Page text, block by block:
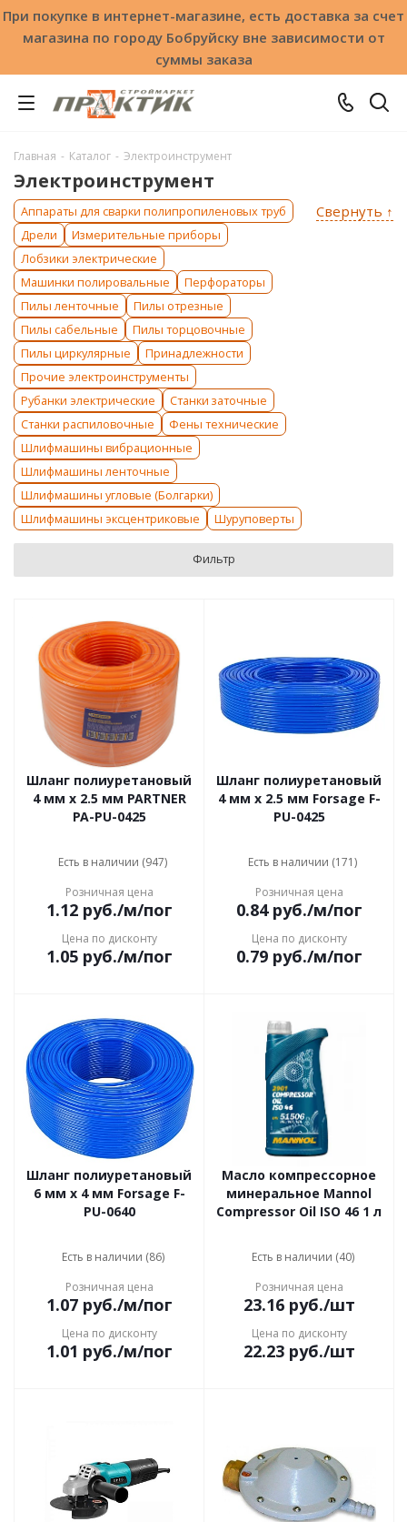
При покупке в интернет-магазине, есть доставка за счет
магазина по городу Бобруйску вне зависимости от
суммы заказа
Главная - Каталог - Электроинструмент
Электроинструмент
Свернуть ↑
Аппараты для сварки полипропиленовых труб
Дрели
Измерительные приборы
Лобзики электрические
Машинки полировальные
Перфораторы
Пилы ленточные
Пилы отрезные
Пилы сабельные
Пилы торцовочные
Пилы циркулярные
Принадлежности
Прочие электроинструменты
Рубанки электрические
Станки заточные
Станки распиловочные
Фены технические
Шлифмашины вибрационные
Шлифмашины ленточные
Шлифмашины угловые (Болгарки)
Шлифмашины эксцентриковые
Шуруповерты
Фильтр
Шланг полиуретановый
4 мм x 2.5 мм PARTNER
PA-PU-0425
Есть в наличии (947)
Розничная цена
1.12руб./м/пог
Цена по дисконту
1.05руб./м/пог
Шланг полиуретановый
4 мм x 2.5 мм Forsage F-
PU-0425
Есть в наличии (171)
Розничная цена
0.84руб./м/пог
Цена по дисконту
0.79руб./м/пог
Шланг полиуретановый
6 мм x 4 мм Forsage F-
PU-0640
Есть в наличии (86)
Розничная цена
1.07руб./м/пог
Цена по дисконту
1.01 руб./м/пог
Масло компрессорное
минеральное Mannol
Compressor Oil ISO 46 1 л
Есть в наличии (40)
Розничная цена
23.16руб./шт
Цена по дисконту
22.23руб./шт